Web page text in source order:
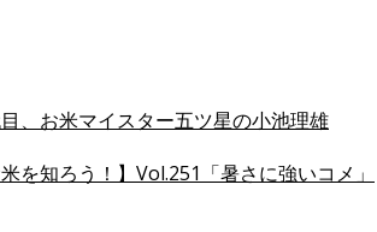
、お米マイスター五ツ星の小池理雄
を知ろう！】Vol.251「暑さに強いコメ」